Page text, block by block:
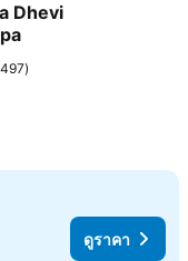
ารโปรด
Dhevi
ดูราคา